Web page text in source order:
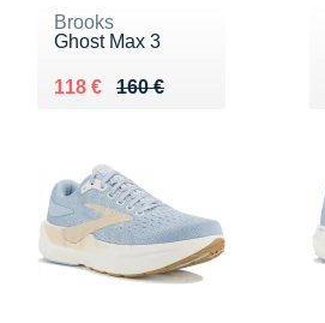
Brooks
Ghost Max 3
160 €
Au lieu de 160 €
118 €
Vendu 118 €